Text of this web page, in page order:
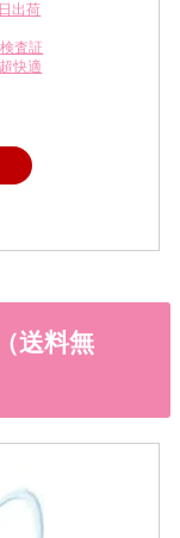
出荷
査証
快適
送料無